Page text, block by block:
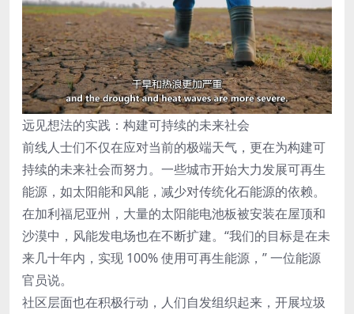
远见想法的实践：构建可持续的未来社会
前线人士们不仅在应对当前的极端天气，更在为构建可
持续的未来社会而努力。一些城市开始大力发展可再生
能源，如太阳能和风能，减少对传统化石能源的依赖。
在加利福尼亚州，大量的太阳能电池板被安装在屋顶和
沙漠中，风能发电场也在不断扩建。“我们的目标是在未
来几十年内，实现 100% 使用可再生能源，” 一位能源
官员说。
社区层面也在积极行动，人们自发组织起来，开展垃圾